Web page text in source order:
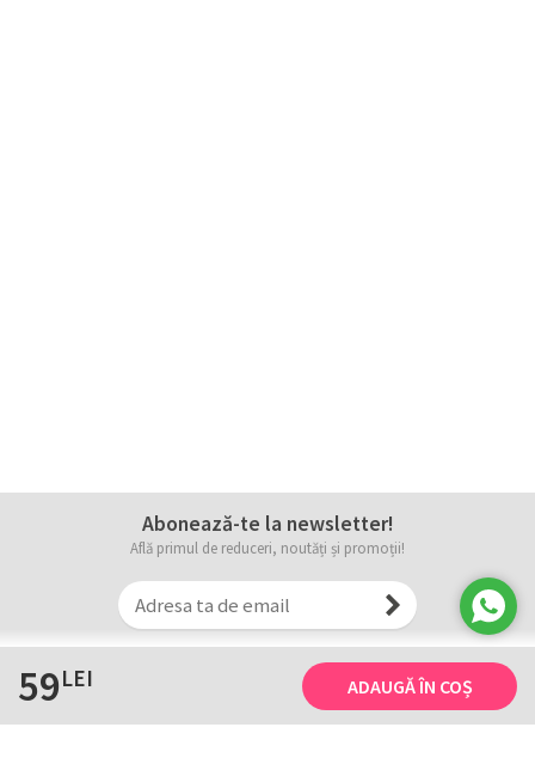
59LEI ADAUGĂ ÎN COȘ
Abonează-te la newsletter!
Află primul de reduceri, noutăți și promoții!
Tricourile noastre